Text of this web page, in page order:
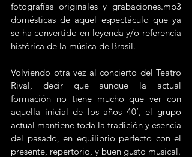
fotografías originales y grabaciones.mp3
domésticas de aquel espectáculo que ya
se ha convertido en leyenda y/o referencia
histórica de la música de Brasil.
Volviendo otra vez al concierto del Teatro
Rival, decir que aunque la actual
formación no tiene mucho que ver con
aquella inicial de los años 40’, el grupo
actual mantiene toda la tradición y esencia
del pasado, en equilibrio perfecto con el
presente, repertorio, y buen gusto musical.